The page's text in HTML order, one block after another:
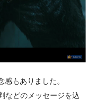
もありました。
などのメッセージを込